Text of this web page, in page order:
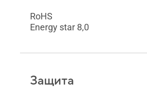
RoHS
Energy star 8,0
Защита